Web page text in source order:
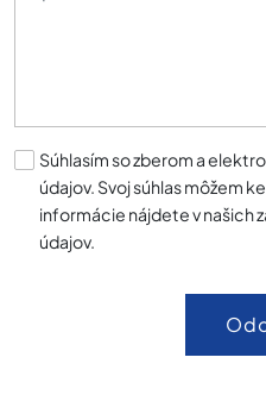
Súhlasím so zberom a
údajov. Svoj súhlas môžem
informácie nájdete v našich
údajov.